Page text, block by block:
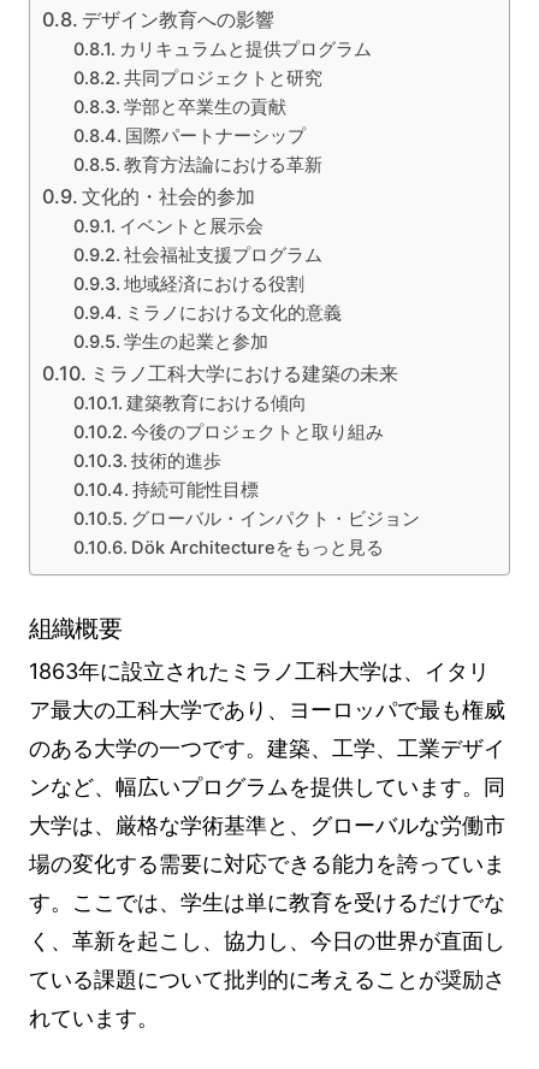
デザイン教育への影響
カリキュラムと提供プログラム
共同プロジェクトと研究
学部と卒業生の貢献
国際パートナーシップ
教育方法論における革新
文化的・社会的参加
イベントと展示会
社会福祉支援プログラム
地域経済における役割
ミラノにおける文化的意義
学生の起業と参加
ミラノ工科大学における建築の未来
建築教育における傾向
今後のプロジェクトと取り組み
技術的進歩
持続可能性目標
グローバル・インパクト・ビジョン
Dök Architectureをもっと見る
組織概要
1863年に設立されたミラノ工科大学は、イタリ
ア最大の工科大学であり、ヨーロッパで最も権威
のある大学の一つです。建築、工学、工業デザイ
ンなど、幅広いプログラムを提供しています。同
大学は、厳格な学術基準と、グローバルな労働市
場の変化する需要に対応できる能力を誇っていま
す。ここでは、学生は単に教育を受けるだけでな
く、革新を起こし、協力し、今日の世界が直面し
ている課題について批判的に考えることが奨励さ
れています。